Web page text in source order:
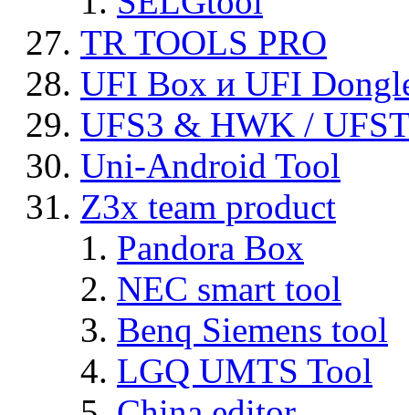
TR TOOLS PRO
UFI Box и UFI
UFS3 & HWK /
Uni-Android Tool
Z3x team product
Pandora Box
NEC smart tool
Benq Siemens tool
LGQ UMTS Tool